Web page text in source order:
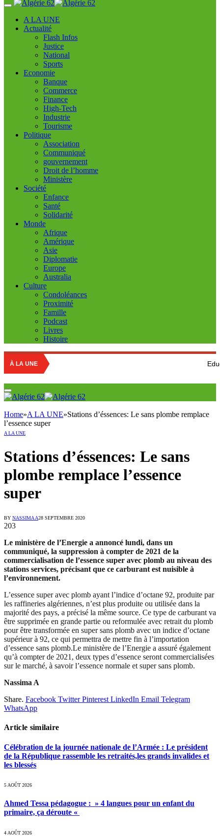
A LA UNE
Actualité
Flash Infos
Justice
National
Sports
Economie
Banque
Commerce
Finance
High-Tech
Industrie
Tourisme
Politique
Association
Communiqué
gouvernement
Droit de l’homme
Ministère
Société
Enfance
Santé
Solidarité
Monde
Afrique
Amérique
Asie
Diplomatie
Europe
Australia
Culture
Condoléances
Proximité
Famille
Podcast
Livres
Histoire
À LA UNE Education
Home»A LA UNE»Stations d’éssences: Le sans plombe remplace
l’essence super
A LA UNE
Stations d’éssences: Le sans
plombe remplace l’essence
super
BY NASSIMA A28 SEPTEMBRE 2020
203
Le ministère de l’Energie a annoncé lundi, dans un
communiqué, la suppression à compter de 2021 de la
commercialisation de l’essence super avec plomb au niveau des
stations services, précisant que ce carburant est nuisible à
l’environnement.
L’essence super avec plomb ayant l’indice d’octane 92, produite par
les raffineries algériennes, n’est plus produite ou utilisée dans la
majorité des pays, a précisé la même source. Ce type de carburant va
être supprimée en grande partie ou reformulée avec retrait du plomb
pour être transformée en super sans plomb avec un indice d’octane
supérieur à 92, ce qui permettra de mettre fin à l’importation
d’essence sans plomb.Le ministère de l’Energie a assuré également
qu’à compter de 2021, deux types d’essence seront commercialisées
sur le marché, à savoir l’essence normale et super sans plomb.
Nassima A
Share. Facebook Twitter Pinterest LinkedIn Email Telegram
WhatsApp
Article similaire
Célébration de la journée nationale de l’Armée : Le président
de la République rassemble les retraités,les grands invalides et
les blessés
5 AOÛT 2026
Ahmed Tessa pédagogue : » 4 langues pour un enfant du
primaire, ça déroute «
4 AOÛT 2026